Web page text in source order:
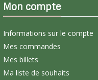
Mon compte
Informations sur le compte
Mes commandes
Mes billets
Ma liste de souhaits